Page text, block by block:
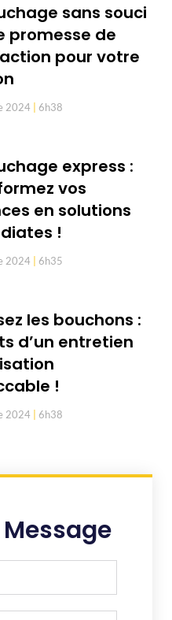
sans souci
promesse de
pour votre
2024 6h38
express :
vos
en solutions
!
2024 6h35
les bouchons :
d’un entretien
!
2024 6h38
Message